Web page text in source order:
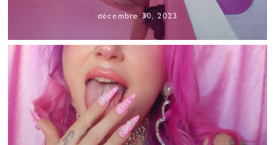
décembre 30, 2023